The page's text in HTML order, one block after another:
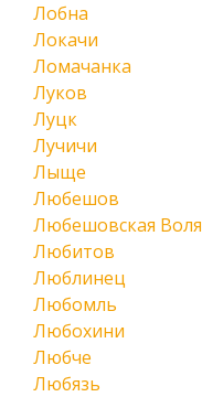
Лобна
Локачи
Ломачанка
Луков
Луцк
Лучичи
Лыще
Любешов
Любешовская Воля
Любитов
Люблинец
Любомль
Любохини
Любче
Любязь